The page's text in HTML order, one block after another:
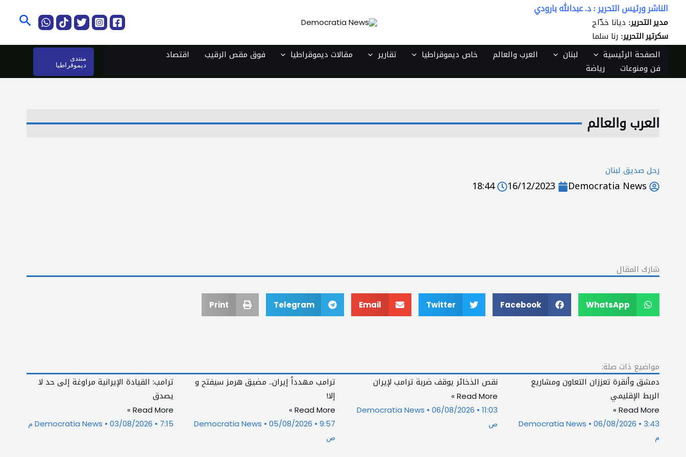
تخطي
المحتوى
الناشر ورئيس التحرير : د. عبدالله بارودي
مدير التحرير: ديانا خدّاج
سكرتير التحرير: رنا سلما
الصفحة الرئيسية لبنان العرب والعالم خاص ديموقراطيا تقارير مقالات ديموقراطيا فوق مقص الرقيب
اقتصاد
فن ومنوعات
رياضة
منتدى
ديموقراطيا
العرب والعالم
رحل صديق لبنان
Democratia News
16/12/2023
18:44
شارك المقال
WhatsApp
Facebook
Twitter
Email
Telegram
Print
مواضيع ذات صلة:
دمشق وأنقرة تعززان التعاون ومشاريع
الربط الإقليمي
Read More »
Democratia News
06/08/2026
3:43
م
نقص الذخائر يوقف ضربة ترامب لإيران
Read More »
Democratia News
06/08/2026
11:03
ص
ترامب مهدداً إيران.. مضيق هرمز سيفتح و
إلا!
Read More »
Democratia News
05/08/2026
9:57
ص
ترامب: القيادة الإيرانية مراوغة إلى حد لا
يصدق
Read More »
Democratia News
03/08/2026 7:15 م